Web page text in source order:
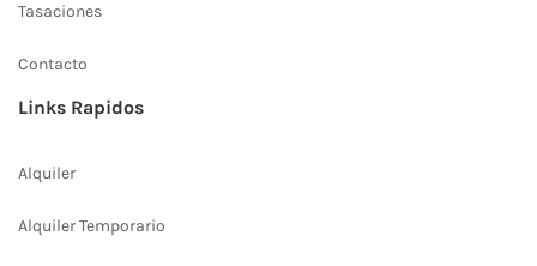
Tasaciones
Contacto
Links Rapidos
Alquiler
Alquiler Temporario